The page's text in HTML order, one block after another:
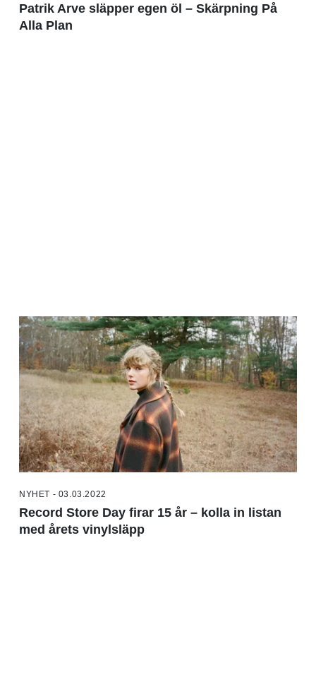
Patrik Arve släpper egen öl – Skärpning På
Alla Plan
NYHET - 03.03.2022
Record Store Day firar 15 år – kolla in listan
med årets vinylsläpp